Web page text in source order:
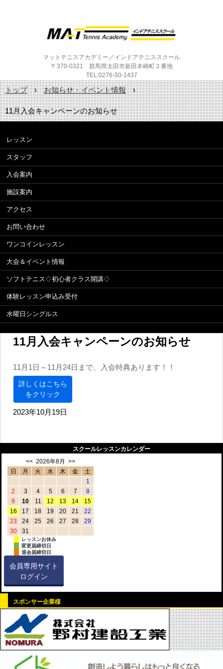
マットテニスアカデミー／インドアテニススクール
〒370-0321 群馬県太田市新田木崎町２番地
TEL:0276-50-1437
トップ › お知らせ・イベント情報 ›
11月入会キャンペーンのお知らせ
レッスン
スタッフ
入会案内
施設案内
アクセス
お問い合わせ
ワンコインレッスン
大会＆イベント情報
ソフトテニス♢初心者クラス開講♢
体験レッスン申込み受付
水曜日シングルス
11月入会キャンペーンのお知らせ
11月1日～11月24日まで、入会特典あります！！
詳しくはこちら
をクリック
2023年10月19日
スクールレッスンカレンダー
<< 2026年8月 >>
日
月 火 水 木 金
土
1
2
3 4 5 6 7
8
9
10 11 12 13 14
15
16
17 18 19 20 21
22
23
24 25 26 27 28
29
30
31
レッスンお休み
変更届締切日
退会届締切日
会員専用サイト
ログイン
スポンサー企業様